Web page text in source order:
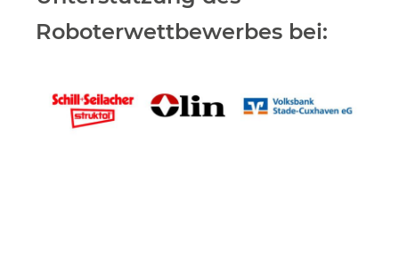
Roboterwettbewerbes bei: